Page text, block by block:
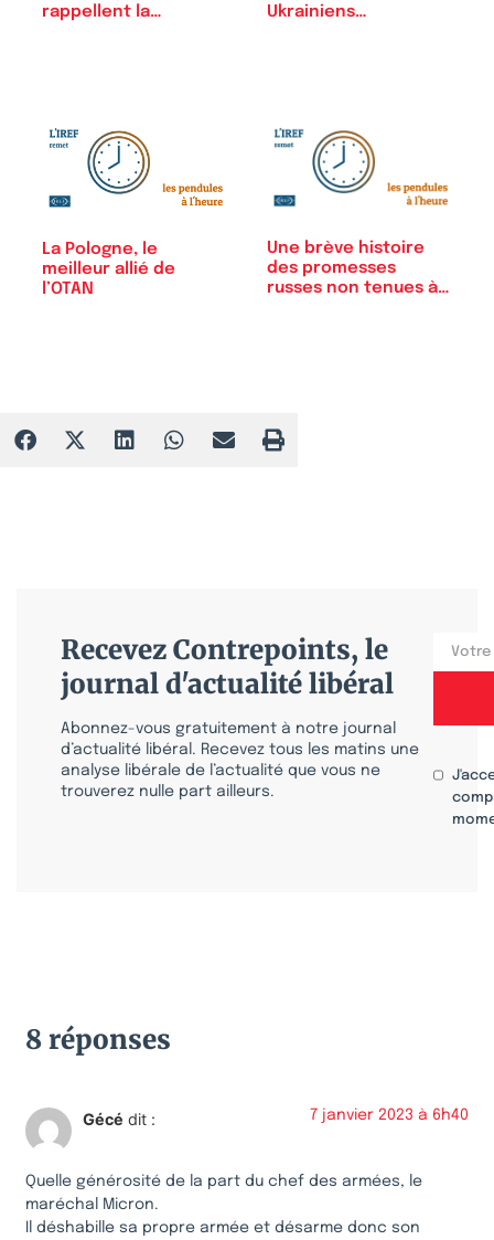
rappellent la…
Ukrainiens…
La Pologne, le
meilleur allié de
l’OTAN
Une brève histoire
des promesses
russes non tenues à…
Recevez Contrepoints, le
journal d'actualité libéral
Abonnez-vous gratuitement à notre journal
d’actualité libéral. Recevez tous les matins une
analyse libérale de l’actualité que vous ne
trouverez nulle part ailleurs.
8 réponses
Gécé dit : 7 janvier 2023 à 6h40
Quelle générosité de la part du chef des armées, le
maréchal Micron.
Il déshabille sa propre armée et désarme donc son